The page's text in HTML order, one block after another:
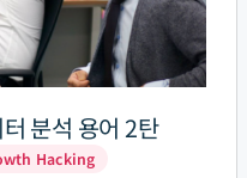
분석 용어 2탄
Hacking